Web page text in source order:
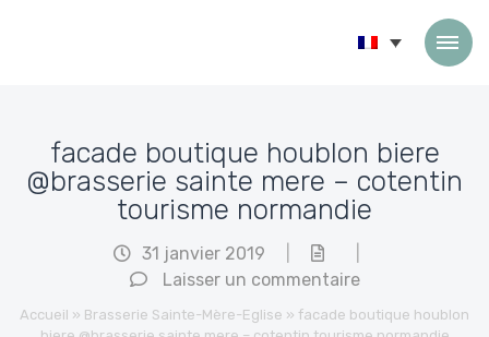
facade boutique houblon biere
@brasserie sainte mere – cotentin
tourisme normandie
31 janvier 2019
Laisser un commentaire
Accueil » Brasserie Sainte-Mère-Eglise » facade boutique houblon